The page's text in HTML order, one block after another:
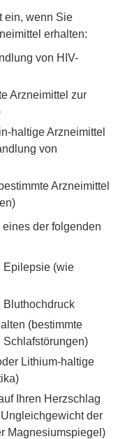
ein, wenn Sie
erhalten:
von HIV-
Arzneimittel zur
haltige Arzneimittel
von
Arzneimittel
eines der folgenden
Epilepsie (wie
Bluthochdruck
(bestimmte
Lithium-haltige
Ihren Herzschlag
der
Magnesiumspiegel)